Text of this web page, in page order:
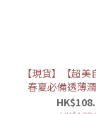
【現貨】【超
春夏必備透薄
Hersteller 純